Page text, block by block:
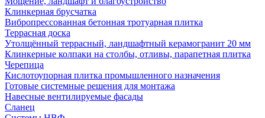
Клинкерная брусчатка
Вибропрессованная бетонная тротуарная плитка
Террасная доска
Утолщённый террасный, ландшафтный керамогранит 20 мм
Клинкерные колпаки на столбы, отливы, парапетная плитка
Черепица
Кислотоупорная плитка промышленного назначения
Готовые системные решения для монтажа
Навесные вентилируемые фасады
Сланец